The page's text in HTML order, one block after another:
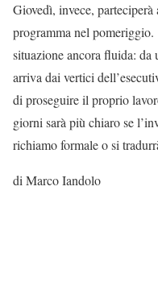
Giovedì, invece,
programma nel
situazione ancora fluida: da
arriva dai vertici
di proseguire il proprio
giorni sarà più chiaro se
richiamo formale o si
di Marco Iandolo